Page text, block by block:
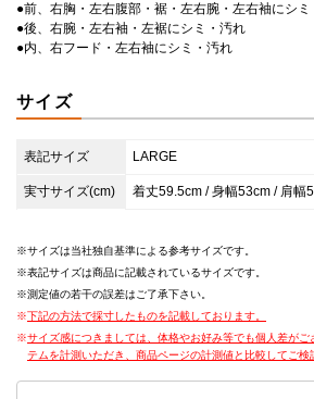
●前、右胸・左右腹部・裾・左右腕・左右袖にシミ
●後、右腕・左右袖・左裾にシミ・汚れ
●内、右フード・左右袖にシミ・汚れ
サイズ
表記サイズ LARGE
実寸サイズ(cm) 着丈59.5cm / 身幅53cm / 肩幅
サイズは当社独自基準による参考サイズです。
表記サイズは商品に記載されているサイズです。
測定値の若干の誤差はご了承下さい。
下記の方法で採寸したものを記載しております。
サイズ感につきましては、体格やお好み等でも個人差がご
テムを計測いただき、商品ページの計測値と比較してご検